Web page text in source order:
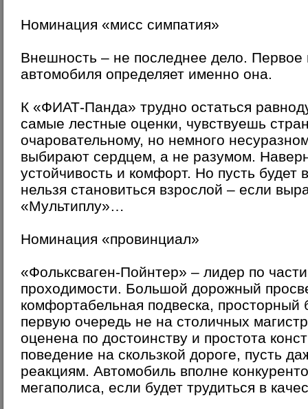
Номинация «мисс симпатия»
Внешность – не последнее дело. Первое
автомобиля определяет именно она.
К «ФИАТ-Панда» трудно остаться
самые лестные оценки, чувствуешь
очаровательному, но немного
выбирают сердцем, а не разумом.
устойчивость и комфорт. Но пусть будет
нельзя становиться взрослой – если
«Мультиплу»…
Номинация «провинциал»
«Фольксваген-Пойнтер» – лидер по
проходимости. Большой дорожный
комфортабельная подвеска, просторный
первую очередь не на столичных
оценена по достоинству и простота
поведение на скользкой дороге, пусть
реакциям. Автомобиль вполне
мегаполиса, если будет трудиться в